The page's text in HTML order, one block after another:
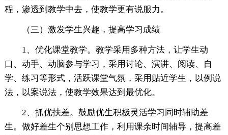
程，渗透到教学中去，使教学更有说服力。
（三）激发学生兴趣，提高学习成绩
1、优化课堂教学。教学采用多种方法，让学生动
口、动手、动脑参与学习，采用讨论、演讲、阅读、自
学、练习等形式，活跃课堂气氛，采用贴近学生，以例说
法，以案说法，使教学效果达到最优化。
2、抓优扶差。鼓励优生积极灵活学习同时辅助差
生。做好差生个别思想工作，利用课余时间辅导，提高差